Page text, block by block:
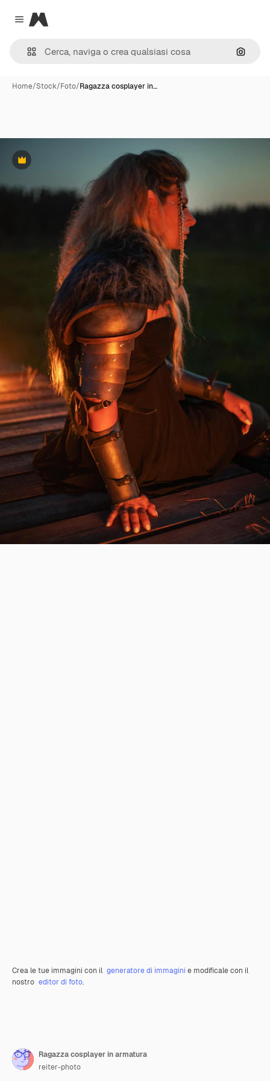
Close menu
Magnific
Cerca
Home/Stock/Foto/Ragazza cosplayer in…
Premium
Crea le tue immagini con il generatore di immagini e modificale con il
nostro editor di foto.
Ragazza cosplayer in armatura
reiter-photo